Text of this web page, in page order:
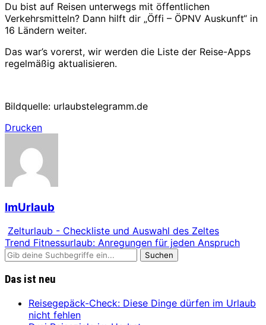
Du bist auf Reisen unterwegs mit öffentlichen
Verkehrsmitteln? Dann hilft dir „Öffi – ÖPNV Auskunft“ in
16 Ländern weiter.
Das war’s vorerst, wir werden die Liste der Reise-Apps
regelmäßig aktualisieren.
Bildquelle: urlaubstelegramm.de
Drucken
ImUrlaub
Zelturlaub - Checkliste und Auswahl des Zeltes
Trend Fitnessurlaub: Anregungen für jeden Anspruch
Das ist neu
Reisegepäck-Check: Diese Dinge dürfen im Urlaub
nicht fehlen